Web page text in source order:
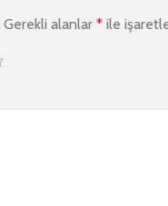
Gerekli alanlar * ile